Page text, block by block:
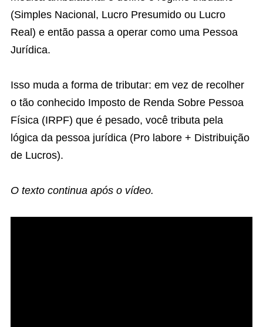
(Simples Nacional, Lucro Presumido ou Lucro
Real) e então passa a operar como uma Pessoa
Jurídica.
Isso muda a forma de tributar: em vez de recolher
o tão conhecido Imposto de Renda Sobre Pessoa
Física (IRPF) que é pesado, você tributa pela
lógica da pessoa jurídica (Pro labore + Distribuição
de Lucros).
O texto continua após o vídeo.